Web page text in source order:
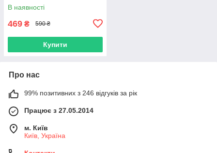
В наявності
469 ₴ 590 ₴
Купити
Про нас
99% позитивних з 246 відгуків за рік
Працює з 27.05.2014
м. Київ
Київ, Україна